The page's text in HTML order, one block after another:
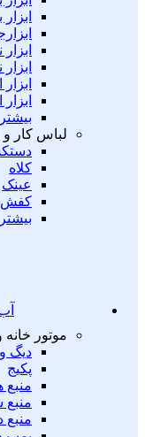
بیشتر
لباس کار و
کلاه
عینک
کفش
بیشتر
موتور
دیگ
پکیج
منبع
منبع
منبع